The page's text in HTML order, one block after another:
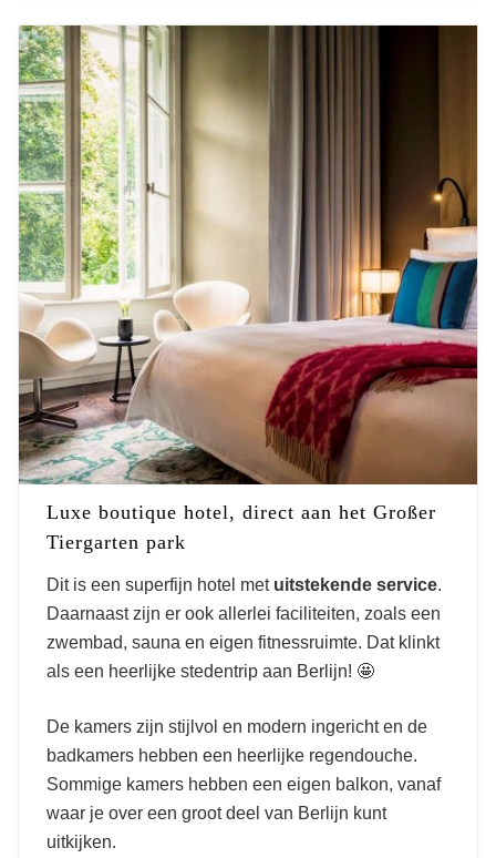
Berlijn
Luxe boutique hotel, direct aan het Großer
Tiergarten park
Dit is een superfijn hotel met uitstekende service.
Daarnaast zijn er ook allerlei faciliteiten, zoals een
zwembad, sauna en eigen fitnessruimte. Dat klinkt
als een heerlijke stedentrip aan Berlijn! 🤩
De kamers zijn stijlvol en modern ingericht en de
badkamers hebben een heerlijke regendouche.
Sommige kamers hebben een eigen balkon, vanaf
waar je over een groot deel van Berlijn kunt
uitkijken.